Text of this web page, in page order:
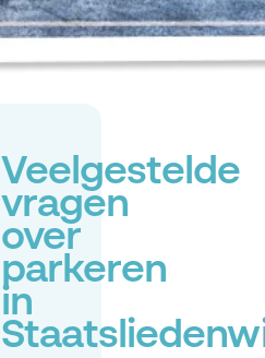
Veelgestelde
vragen
over
parkeren
in